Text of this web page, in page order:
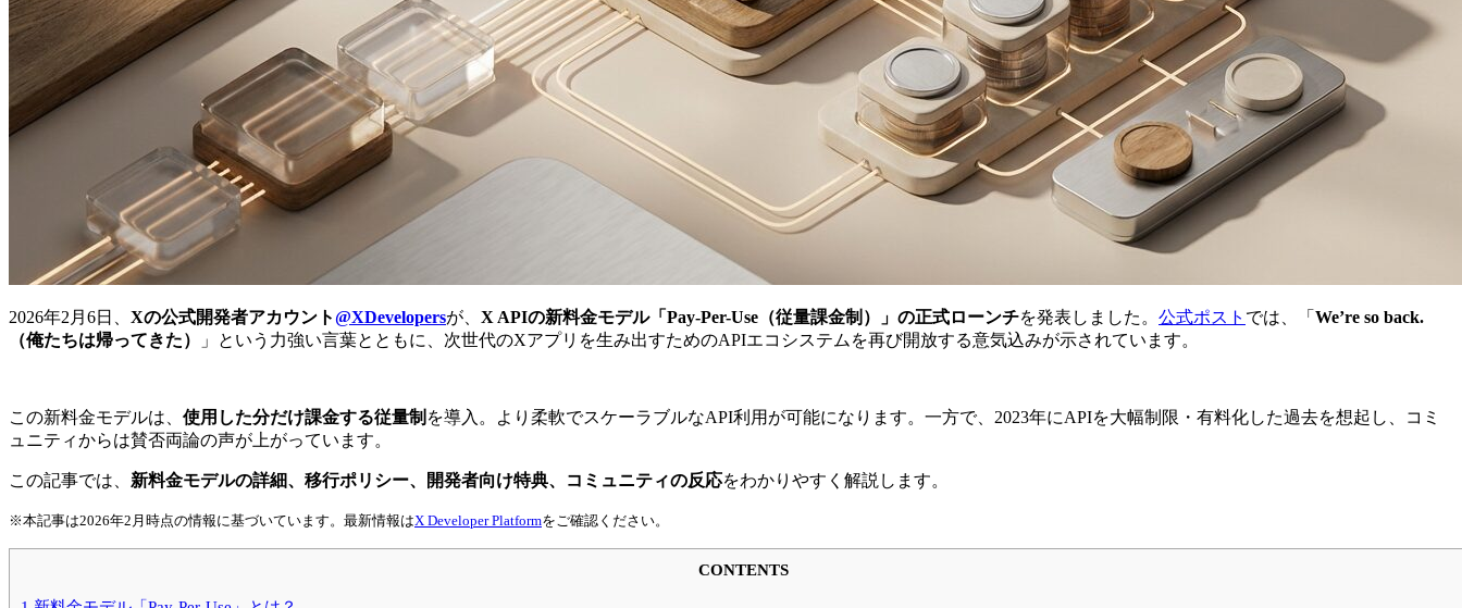
2026年2月6日、 Xの公式開発者アカウント@XDevelopersが、 X APIの新料金モデル「Pay-Per-Use（従量課金制）」の正式ローンチを発表しました。 公式ポスト では、「 We’re so back.
（俺たちは帰ってきた）
」という力強い言葉とともに、次世代のXアプリを生み出すためのAPIエコシステムを再び開放する意気込みが示されています。
この新料金モデルは、 使用した分だけ課金する従量制 を導入。より柔軟でスケーラブルなAPI利用が可能になります。一方で、2023年にAPIを大幅制限・有料化した過去を想起し、コミ
ュニティからは賛否両論の声が上がっています。
この記事では、 新料金モデルの詳細、移行ポリシー、開発者向け特典、コミュニティの反応をわかりやすく解説します。
※本記事は2026年2月時点の情報に基づいています。最新情報はX Developer Platformをご確認ください。
CONTENTS